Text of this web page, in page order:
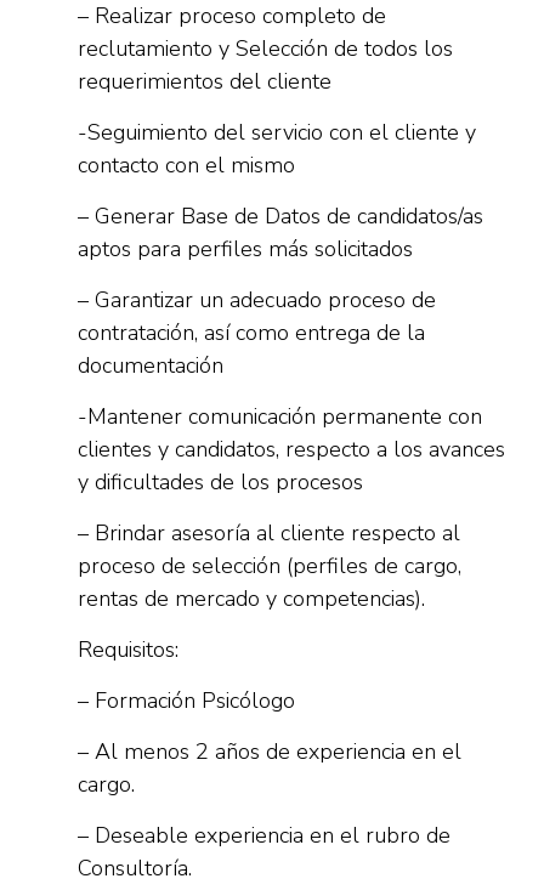
– Realizar proceso completo de
reclutamiento y Selección de todos los
requerimientos del cliente
-Seguimiento del servicio con el cliente y
contacto con el mismo
– Generar Base de Datos de candidatos/as
aptos para perfiles más solicitados
– Garantizar un adecuado proceso de
contratación, así como entrega de la
documentación
-Mantener comunicación permanente con
clientes y candidatos, respecto a los avances
y dificultades de los procesos
– Brindar asesoría al cliente respecto al
proceso de selección (perfiles de cargo,
rentas de mercado y competencias).
Requisitos:
– Formación Psicólogo
– Al menos 2 años de experiencia en el
cargo.
– Deseable experiencia en el rubro de
Consultoría.